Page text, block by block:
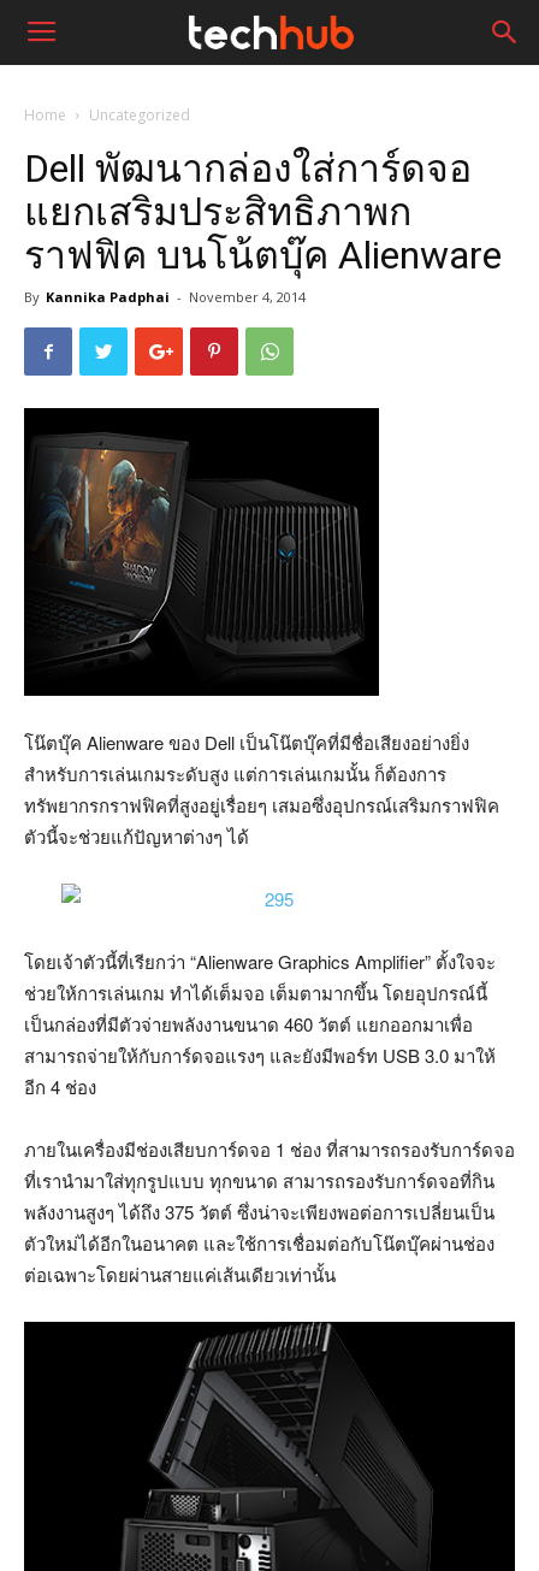
Home Uncategorized
Dell พัฒนากล่องใส่การ์ดจอ
แยกเสริมประสิทธิภาพก
ราฟฟิค บนโน้ตบุ๊ค Alienware
By Kannika Padphai - November 4, 2014
โน๊ตบุ๊ค Alienware ของ Dell เป็นโน๊ตบุ๊คที่มีชื่อเสียงอย่างยิ่ง
สำหรับการเล่นเกมระดับสูง แต่การเล่นเกมนั้น ก็ต้องการ
ทรัพยากรกราฟฟิคที่สูงอยู่เรื่อยๆ เสมอซึ่งอุปกรณ์เสริมกราฟฟิค
ตัวนี้จะช่วยแก้ปัญหาต่างๆ ได้
โดยเจ้าตัวนี้ที่เรียกว่า “Alienware Graphics Amplifier” ตั้งใจจะ
ช่วยให้การเล่นเกม ทำได้เต็มจอ เต็มตามากขึ้น โดยอุปกรณ์นี้
เป็นกล่องที่มีตัวจ่ายพลังงานขนาด 460 วัตต์ แยกออกมาเพื่อ
สามารถจ่ายให้กับการ์ดจอแรงๆ และยังมีพอร์ท USB 3.0 มาให้
อีก 4 ช่อง
ภายในเครื่องมีช่องเสียบการ์ดจอ 1 ช่อง ที่สามารถรองรับการ์ดจอ
ที่เรานำมาใส่ทุกรูปแบบ ทุกขนาด สามารถรองรับการ์ดจอที่กิน
พลังงานสูงๆ ได้ถึง 375 วัตต์ ซึ่งน่าจะเพียงพอต่อการเปลี่ยนเป็น
ตัวใหม่ได้อีกในอนาคต และใช้การเชื่อมต่อกับโน๊ตบุ๊คผ่านช่อง
ต่อเฉพาะโดยผ่านสายแค่เส้นเดียวเท่านั้น